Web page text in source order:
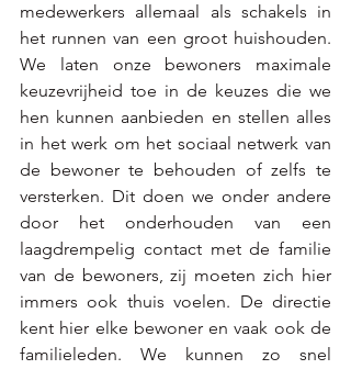
medewerkers allemaal als schakels in
het runnen van een groot huishouden.
We laten onze bewoners maximale
keuzevrijheid toe in de keuzes die we
hen kunnen aanbieden en stellen alles
in het werk om het sociaal netwerk van
de bewoner te behouden of zelfs te
versterken. Dit doen we onder andere
door het onderhouden van een
laagdrempelig contact met de familie
van de bewoners, zij moeten zich hier
immers ook thuis voelen. De directie
kent hier elke bewoner en vaak ook de
familieleden. We kunnen zo snel